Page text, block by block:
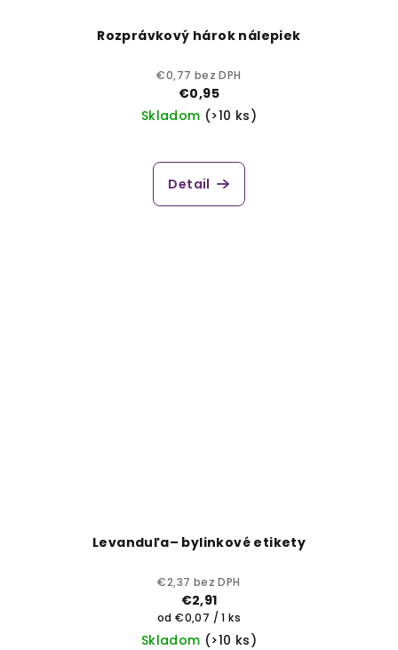
Rozprávkový hárok nálepiek
€0,77 bez DPH
€0,95
Skladom (>10 ks)
Detail
Levanduľa– bylinkové etikety
€2,37 bez DPH
€2,91
Jednotková
cena:
od €0,07 / 1 ks
Skladom (>10 ks)